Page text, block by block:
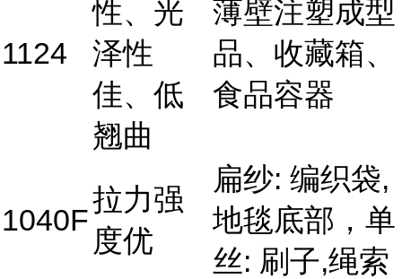
1124
性、光
泽性
佳、低
翘曲
薄壁注塑成型
品、收藏箱、
食品容器
1040F
拉力强
度优
扁纱: 编织袋,
地毯底部，单
丝: 刷子,绳索